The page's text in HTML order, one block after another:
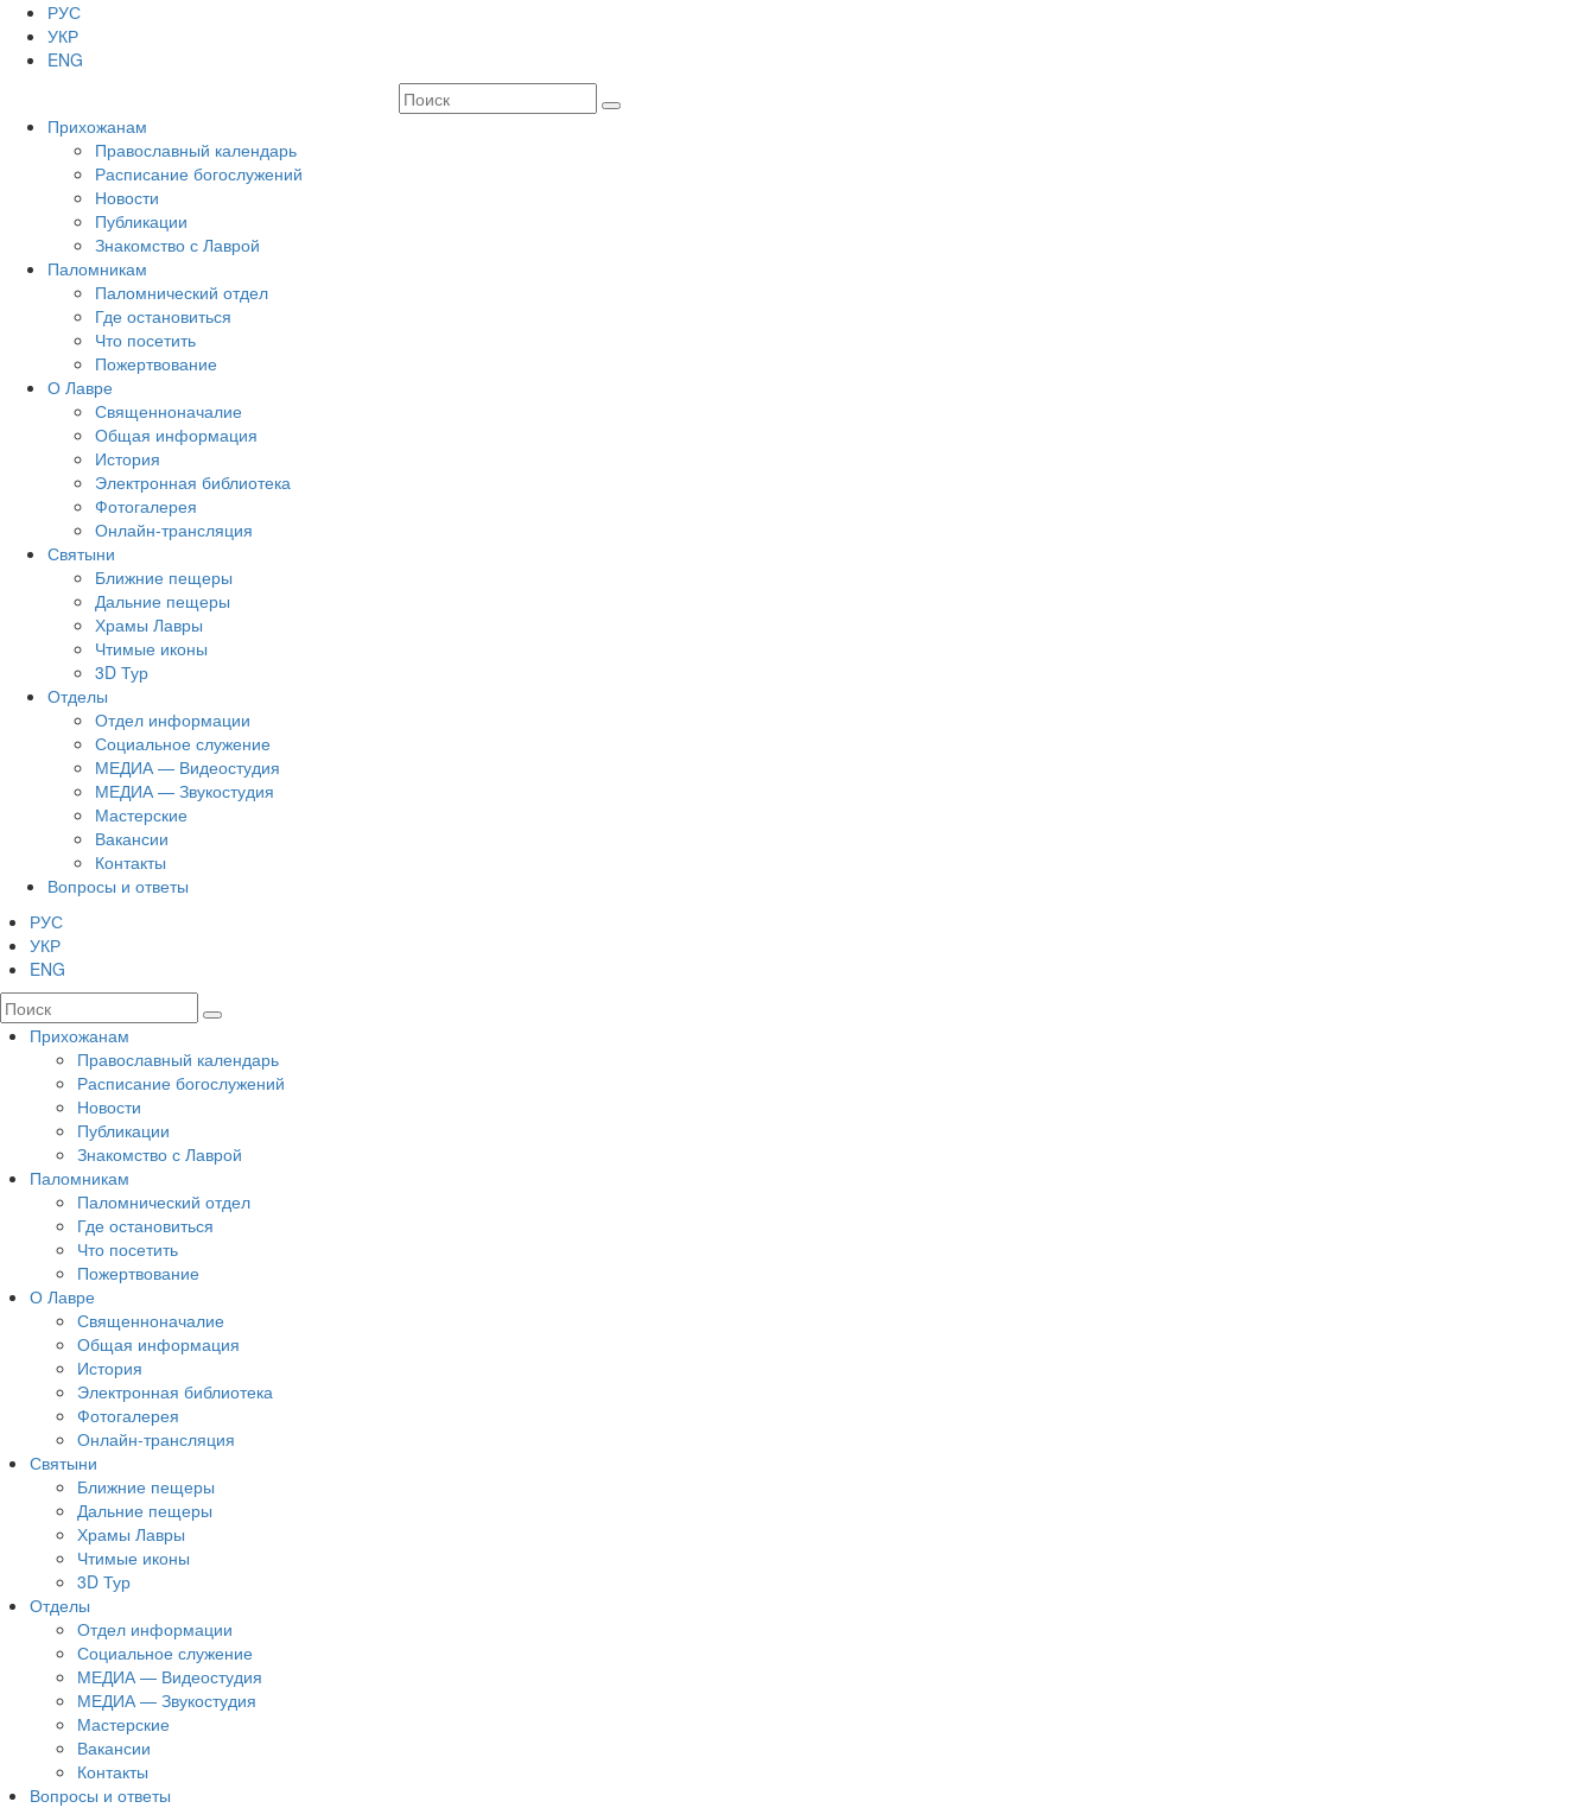
РУС
УКР
ENG
Прихожанам
Православный календарь
Расписание богослужений
Новости
Публикации
Знакомство с Лаврой
Паломникам
Паломнический отдел
Где остановиться
Что посетить
Пожертвование
О Лавре
Священноначалие
Общая информация
История
Электронная библиотека
Фотогалерея
Онлайн-трансляция
Святыни
Ближние пещеры
Дальние пещеры
Храмы Лавры
Чтимые иконы
3D Тур
Отделы
Отдел информации
Социальное служение
МЕДИА — Видеостудия
МЕДИА — Звукостудия
Мастерские
Вакансии
Контакты
Вопросы и ответы
РУС
УКР
ENG
Прихожанам
Православный календарь
Расписание богослужений
Новости
Публикации
Знакомство с Лаврой
Паломникам
Паломнический отдел
Где остановиться
Что посетить
Пожертвование
О Лавре
Священноначалие
Общая информация
История
Электронная библиотека
Фотогалерея
Онлайн-трансляция
Святыни
Ближние пещеры
Дальние пещеры
Храмы Лавры
Чтимые иконы
3D Тур
Отделы
Отдел информации
Социальное служение
МЕДИА — Видеостудия
МЕДИА — Звукостудия
Мастерские
Вакансии
Контакты
Вопросы и ответы